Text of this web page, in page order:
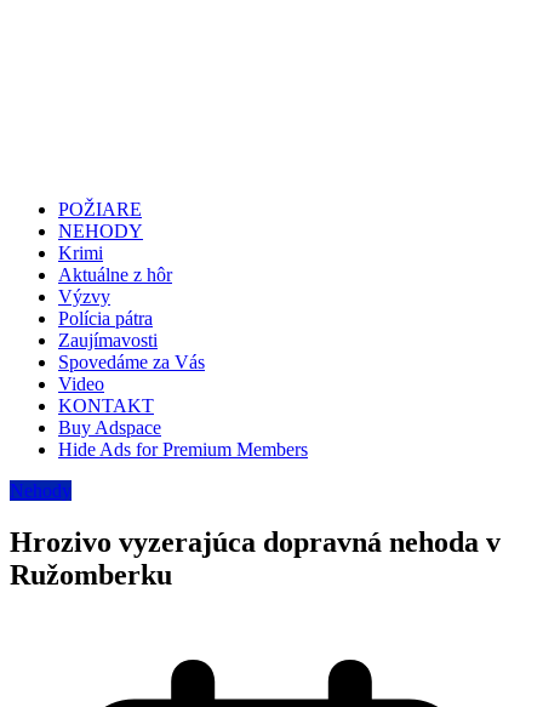
POŽIARE
NEHODY
Krimi
Aktuálne z hôr
Výzvy
Polícia pátra
Zaujímavosti
Spovedáme za Vás
Video
KONTAKT
Buy Adspace
Hide Ads for Premium Members
Nehody
Hrozivo vyzerajúca dopravná nehoda v
Ružomberku